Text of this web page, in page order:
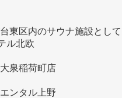
東区内のサウナ施設として
ル北欧
泉稲荷町店
ンタル上野